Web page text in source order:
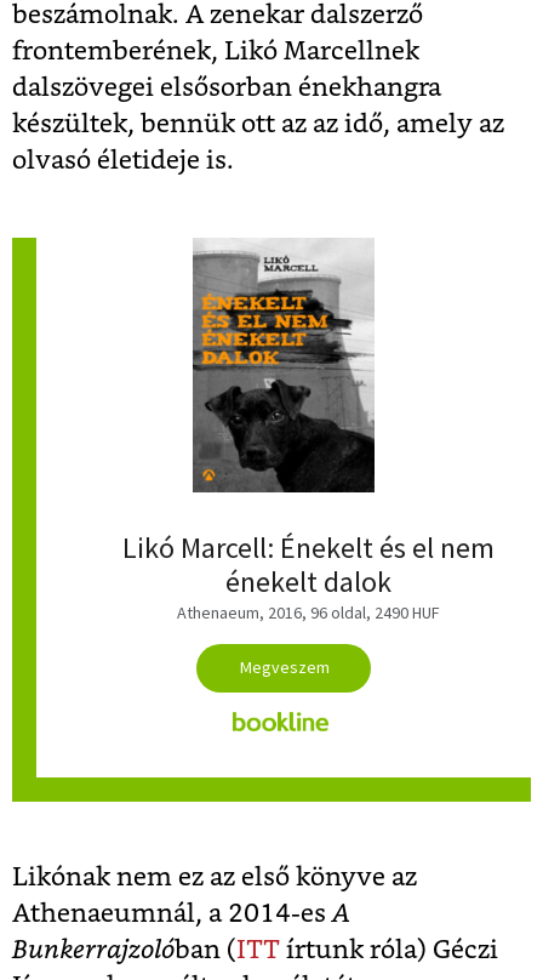
beszámolnak. A zenekar dalszerző
frontemberének, Likó Marcellnek
dalszövegei elsősorban énekhangra
készültek, bennük ott az az idő, amely az
olvasó életideje is.
Likó Marcell: Énekelt és el nem
énekelt dalok
Athenaeum, 2016, 96 oldal, 2490 HUF
Likónak nem ez az első könyve az
Athenaeumnál, a 2014-es A
Bunkerrajzolóban (ITT írtunk róla) Géczi